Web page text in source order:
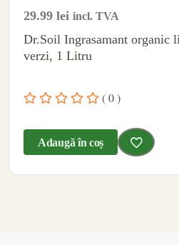
29.99 lei incl. TVA
Dr.Soil Ingrasamant organic
verzi, 1 Litru
( 0 )
Adaugă în coș